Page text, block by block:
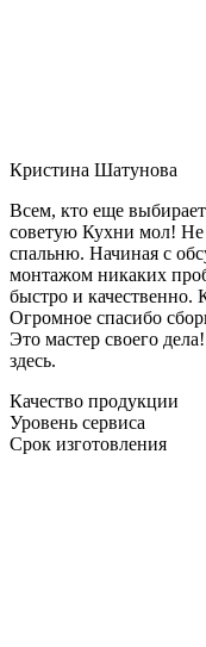
Кристина Шатунова
Всем, кто еще
советую Кухни мол! Не
спальню. Начиная с
монтажом никаких
быстро и качественно.
Огромное спасибо
Это мастер своего
здесь.
Качество продукции
Уровень сервиса
Срок изготовления